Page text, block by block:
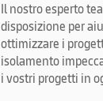
Il nostro esperto
disposizione per
ottimizzare i
isolamento
i vostri progetti in